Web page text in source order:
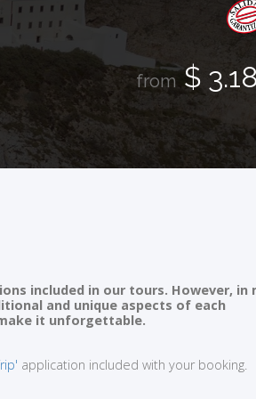
from$
included in our tours. However, in
and unique aspects of each
it unforgettable.
application included with your booking.